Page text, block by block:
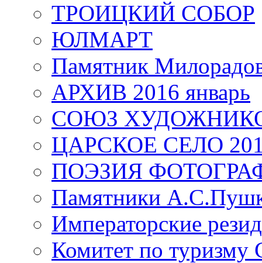
ТРОИЦКИЙ СОБОР
ЮЛМАРТ
Памятник
АРХИВ 2016 январь
СОЮЗ
ЦАРСКОЕ СЕЛО
ПОЭЗИЯ
Памятники
Императорские
Комитет по туризму